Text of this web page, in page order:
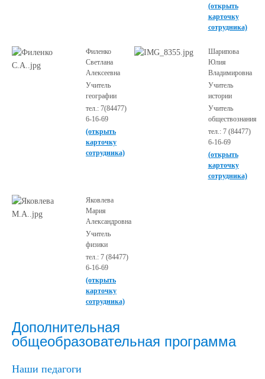
(открыть
карточку
сотрудника)
Филенко
Светлана
Алексеевна
Учитель
географии
тел.: 7(84477)
6-16-69
(открыть
карточку
сотрудника)
Шарипова
Юлия
Владимировна
Учитель
истории
Учитель
обществознания
тел.: 7 (84477)
6-16-69
(открыть
карточку
сотрудника)
Яковлева
Мария
Александровна
Учитель
физики
тел.: 7 (84477)
6-16-69
(открыть
карточку
сотрудника)
Дополнительная
общеобразовательная программа
Наши педагоги